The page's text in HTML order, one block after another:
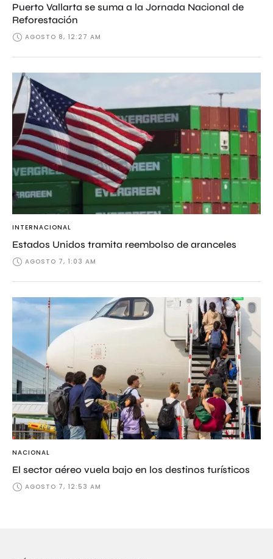
Puerto Vallarta se suma a la Jornada Nacional de
Reforestación
AGOSTO 8, 12:27 AM
INTERNACIONAL
Estados Unidos tramita reembolso de aranceles
AGOSTO 7, 1:03 AM
NACIONAL
El sector aéreo vuela bajo en los destinos turísticos
AGOSTO 7, 12:53 AM